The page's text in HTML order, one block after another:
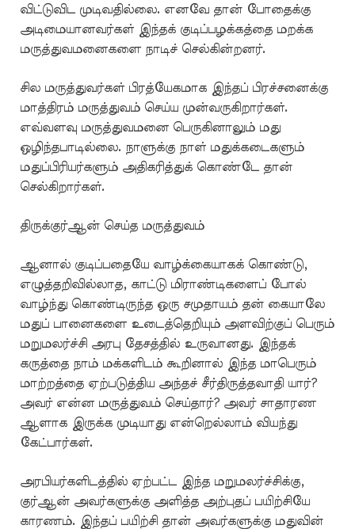
விட்டுவிட முடிவதில்லை. எனவே தான் போதைக்கு
அடிமையானவர்கள் இந்தக் குடிப்பழக்கத்தை மறக்க
மருத்துவமனைகளை நாடிச் செல்கின்றனர்.
சில மருத்துவர்கள் பிரத்யேகமாக இந்தப் பிரச்சனைக்கு
மாத்திரம் மருத்துவம் செய்ய முன்வருகிறார்கள்.
எவ்வளவு மருத்துவமனை பெருகினாலும் மது
ஒழிந்தபாடில்லை. நாளுக்கு நாள் மதுக்கடைகளும்
மதுப்பிரியர்களும் அதிகரித்துக் கொண்டே தான்
செல்கிறார்கள்.
திருக்குர்ஆன் செய்த மருத்துவம்
ஆனால் குடிப்பதையே வாழ்க்கையாகக் கொண்டு,
எழுத்தறிவில்லாத, காட்டு மிராண்டிகளைப் போல்
வாழ்ந்து கொண்டிருந்த ஒரு சமுதாயம் தன் கையாலே
மதுப் பானைகளை உடைத்தெறியும் அளவிற்குப் பெரும்
மறுமலர்ச்சி அரபு தேசத்தில் உருவானது. இந்தக்
கருத்தை நாம் மக்களிடம் கூறினால் இந்த மாபெரும்
மாற்றத்தை ஏற்படுத்திய அந்தச் சீர்திருத்தவாதி யார்?
அவர் என்ன மருத்துவம் செய்தார்? அவர் சாதாரண
ஆளாக இருக்க முடியாது என்றெல்லாம் வியந்து
கேட்பார்கள்.
அரபியர்களிடத்தில் ஏற்பட்ட இந்த மறுமலர்ச்சிக்கு,
குர்ஆன் அவர்களுக்கு அளித்த அற்புதப் பயிற்சியே
காரணம். இந்தப் பயிற்சி தான் அவர்களுக்கு மதுவின்